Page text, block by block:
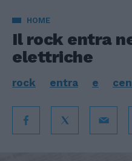
HOME
Il rock entra
elettriche
rock entra e